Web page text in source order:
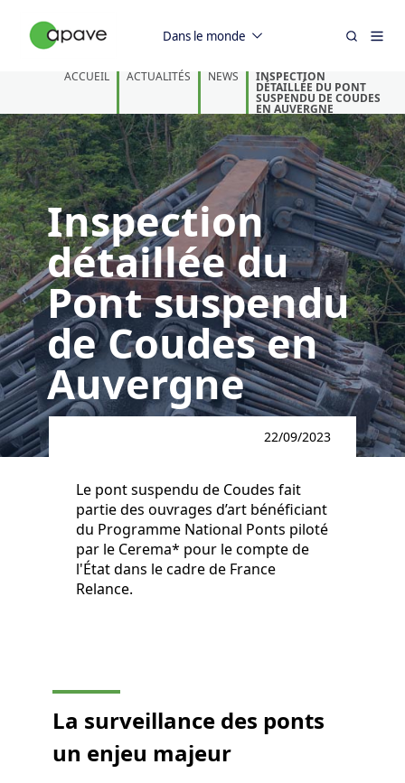
Dans le monde
ACCUEIL ACTUALITÉS NEWS INSPECTION
DÉTAILLÉE DU PONT
SUSPENDU DE COUDES
EN AUVERGNE
Inspection
détaillée du
Pont suspendu
de Coudes en
Auvergne
22/09/2023
Le pont suspendu de Coudes fait
partie des ouvrages d’art bénéficiant
du Programme National Ponts piloté
par le Cerema* pour le compte de
l'État dans le cadre de France
Relance.
La surveillance des ponts
un enjeu majeur